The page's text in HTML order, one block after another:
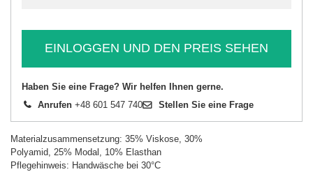
EINLOGGEN UND DEN PREIS SEHEN
Haben Sie eine Frage? Wir helfen Ihnen gerne.
Anrufen +48 601 547 740 Stellen Sie eine Frage
Materialzusammensetzung: 35% Viskose, 30%
Polyamid, 25% Modal, 10% Elasthan
Pflegehinweis: Handwäsche bei 30°C